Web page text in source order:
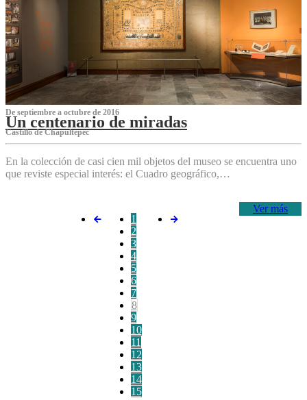
De septiembre a octubre de 2016
Un centenario de miradas
Castillo de Chapultepec
En la colección de casi cien mil objetos del museo se encuentra uno
que reviste especial interés: el Cuadro geográfico,…
Ver más
1
2
3
4
5
6
7
8
9
10
11
12
13
14
15